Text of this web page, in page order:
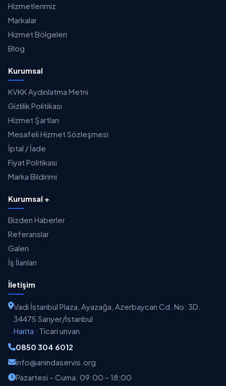
Hizmetlerimiz
Markalar
Hizmet Bölgeleri
Blog
Kurumsal
KVKK Aydınlatma Metni
Gizlilik Politikası
Hizmet Şartları
Mesafeli Hizmet Sözleşmesi
İptal / İade
Fiyat Politikası
Marka Bildirimi
Kurumsal +
Bizden Haberler
Referanslar
Galeri
İş İlanları
İletişim
Vadi İstanbul Plaza, Ayazağa, Azerbaycan Cd. No: 3D,
34475 Sarıyer/İstanbul
Harita · Ticari unvan
0850 304 6012
info@anindaservis.org
Pazartesi – Cuma: 09:00 – 18:00